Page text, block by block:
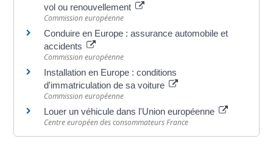
vol ou renouvellement
Commission européenne
Conduire en Europe : assurance automobile et
accidents
Commission européenne
Installation en Europe : conditions
d'immatriculation de sa voiture
Commission européenne
Louer un véhicule dans l'Union européenne
Centre européen des consommateurs France